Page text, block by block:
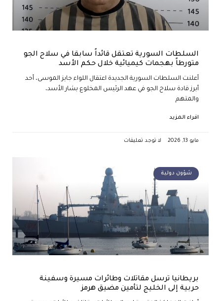
السلطات السورية تعتقل قائداً سابقا في سلاح الجو
متورطاً بهجمات كيميائية خلال حكم الأسد
أعلنت السلطات السورية الجديدة اعتقال اللواء جايز الموسى، أحد
أبرز قادة سلاح الجو في عهد الرئيس المخلوع بشار الأسد،
والمتهم
اقراء المزيد
مايو 13, 2026 لا توجد تعليقات
شؤون دولية
بريطانيا ترسل مقاتلات وطائرات مسيرة وسفينة
حربية إلى الخليج لتأمين مضيق هرمز